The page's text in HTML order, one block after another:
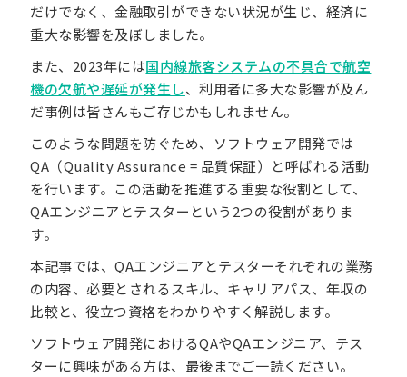
だけでなく、金融取引ができない状況が生じ、経済に
重大な影響を及ぼしました。
また、2023年には国内線旅客システムの不具合で航空
機の欠航や遅延が発生し、利用者に多大な影響が及ん
だ事例は皆さんもご存じかもしれません。
このような問題を防ぐため、ソフトウェア開発では
QA（Quality Assurance = 品質保証）と呼ばれる活動
を行います。この活動を推進する重要な役割として、
QAエンジニアとテスターという2つの役割がありま
す。
本記事では、QAエンジニアとテスターそれぞれの業務
の内容、必要とされるスキル、キャリアパス、年収の
比較と、役立つ資格をわかりやすく解説します。
ソフトウェア開発におけるQAやQAエンジニア、テス
ターに興味がある方は、最後までご一読ください。